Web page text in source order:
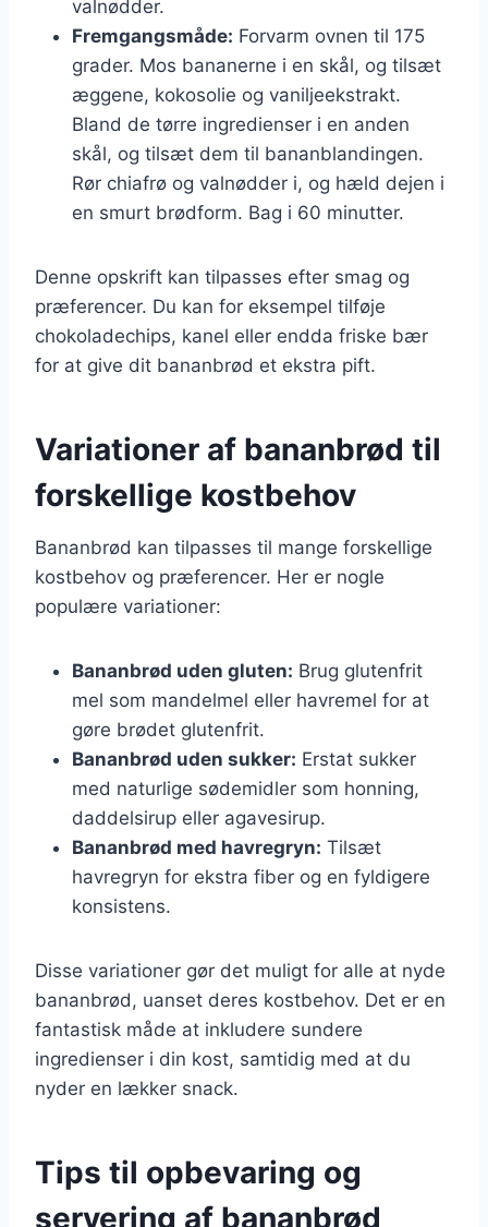
valnødder.
Fremgangsmåde: Forvarm ovnen til 175
grader. Mos bananerne i en skål, og tilsæt
æggene, kokosolie og vaniljeekstrakt.
Bland de tørre ingredienser i en anden
skål, og tilsæt dem til bananblandingen.
Rør chiafrø og valnødder i, og hæld dejen i
en smurt brødform. Bag i 60 minutter.
Denne opskrift kan tilpasses efter smag og
præferencer. Du kan for eksempel tilføje
chokoladechips, kanel eller endda friske bær
for at give dit bananbrød et ekstra pift.
Variationer af bananbrød til
forskellige kostbehov
Bananbrød kan tilpasses til mange forskellige
kostbehov og præferencer. Her er nogle
populære variationer:
Bananbrød uden gluten: Brug glutenfrit
mel som mandelmel eller havremel for at
gøre brødet glutenfrit.
Bananbrød uden sukker: Erstat sukker
med naturlige sødemidler som honning,
daddelsirup eller agavesirup.
Bananbrød med havregryn: Tilsæt
havregryn for ekstra fiber og en fyldigere
konsistens.
Disse variationer gør det muligt for alle at nyde
bananbrød, uanset deres kostbehov. Det er en
fantastisk måde at inkludere sundere
ingredienser i din kost, samtidig med at du
nyder en lækker snack.
Tips til opbevaring og
servering af bananbrød